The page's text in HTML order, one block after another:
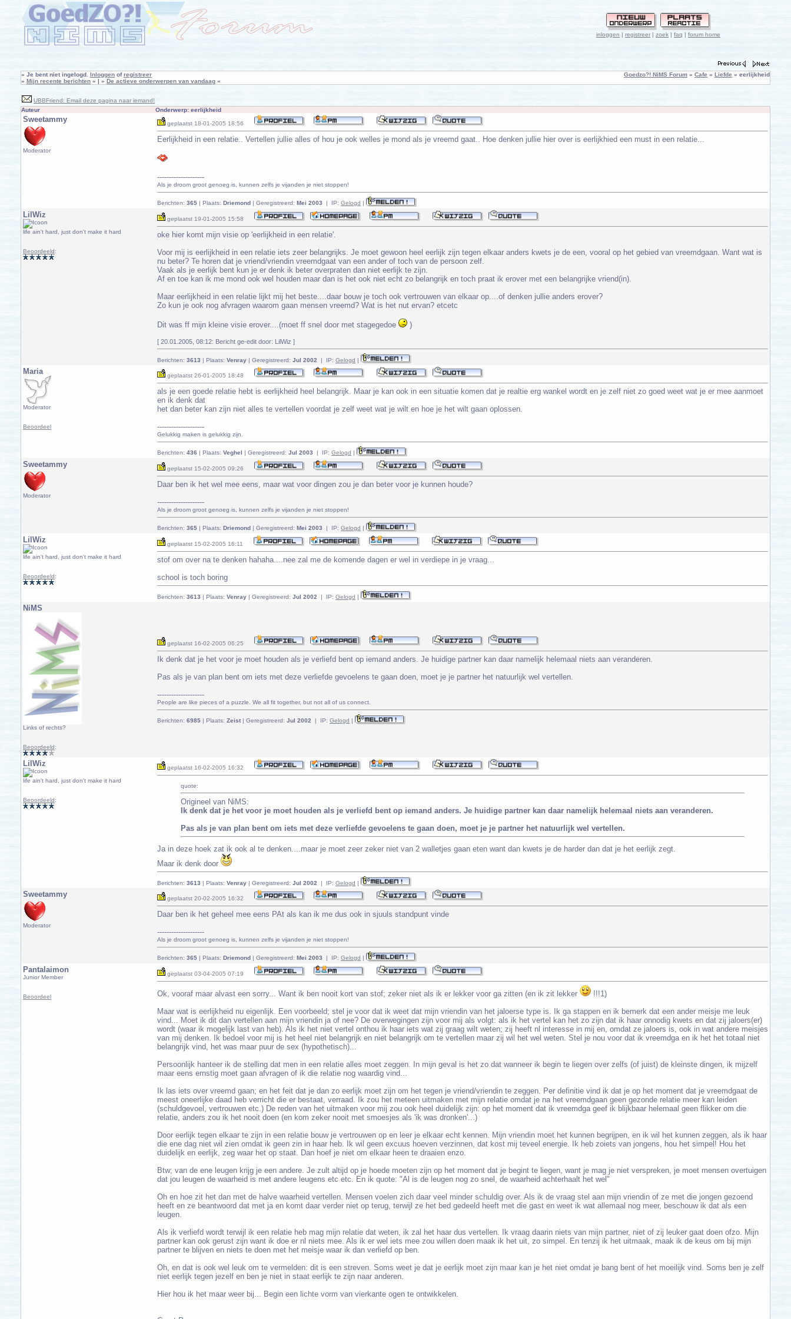
inloggen | registreer | zoek | faq | forum home
» Je bent niet ingelogd. Inloggen ofregistreer
» Mijn recente berichten « | » De actieve onderwerpen van vandaag «
Goedzo?! NiMS Forum » Cafe » Liefde » eerlijkheid
UBBFriend: Email deze pagina naar iemand!
Auteur
Onderwerp: eerlijkheid
Sweetammy
Moderator
geplaatst 18-01-2005 18:56
Eerlijkheid in een relatie.. Vertellen jullie alles of hou je ook welles je mond als je vreemd gaat.. Hoe denken jullie hier over is eerlijkhied een must in een relatie...
--------------------
Als je droom groot genoeg is, kunnen zelfs je vijanden je niet stoppen!
Berichten: 365 | Plaats: Driemond | Geregistreerd: Mei 2003 | IP: Gelogd |
LilWiz
life ain't hard, just don't make it hard
Beoordeeld:
geplaatst 19-01-2005 15:58
oke hier komt mijn visie op 'eerlijkheid in een relatie'.
Voor mij is eerlijkheid in een relatie iets zeer belangrijks. Je moet gewoon heel eerlijk zijn tegen elkaar anders kwets je de een, vooral op het gebied van vreemdgaan. Want wat is
nu beter? Te horen dat je vriend/vriendin vreemdgaat van een ander of toch van de persoon zelf.
Vaak als je eerlijk bent kun je er denk ik beter overpraten dan niet eerlijk te zijn.
Af en toe kan ik me mond ook wel houden maar dan is het ook niet echt zo belangrijk en toch praat ik erover met een belangrijke vriend(in).
Maar eerlijkheid in een relatie lijkt mij het beste....daar bouw je toch ook vertrouwen van elkaar op....of denken jullie anders erover?
Zo kun je ook nog afvragen waarom gaan mensen vreemd? Wat is het nut ervan? etcetc
Dit was ff mijn kleine visie erover....(moet ff snel door met stagegedoe )
[ 20.01.2005, 08:12: Bericht ge-edit door: LilWiz ]
Berichten: 3613 | Plaats: Venray | Geregistreerd: Jul 2002 | IP: Gelogd |
Maria
Moderator
Beoordeel
geplaatst 26-01-2005 18:48
als je een goede relatie hebt is eerlijkheid heel belangrijk. Maar je kan ook in een situatie komen dat je realtie erg wankel wordt en je zelf niet zo goed weet wat je er mee aanmoet
en ik denk dat
het dan beter kan zijn niet alles te vertellen voordat je zelf weet wat je wilt en hoe je het wilt gaan oplossen.
--------------------
Gelukkig maken is gelukkig zijn.
Berichten: 436 | Plaats: Veghel | Geregistreerd: Jul 2003 | IP: Gelogd |
Sweetammy
Moderator
geplaatst 15-02-2005 09:26
Daar ben ik het wel mee eens, maar wat voor dingen zou je dan beter voor je kunnen houde?
--------------------
Als je droom groot genoeg is, kunnen zelfs je vijanden je niet stoppen!
Berichten: 365 | Plaats: Driemond | Geregistreerd: Mei 2003 | IP: Gelogd |
LilWiz
life ain't hard, just don't make it hard
Beoordeeld:
geplaatst 15-02-2005 16:11
stof om over na te denken hahaha....nee zal me de komende dagen er wel in verdiepe in je vraag...
school is toch boring
Berichten: 3613 | Plaats: Venray | Geregistreerd: Jul 2002 | IP: Gelogd |
NiMS
Links of rechts?
Beoordeeld:
geplaatst 16-02-2005 06:25
Ik denk dat je het voor je moet houden als je verliefd bent op iemand anders. Je huidige partner kan daar namelijk helemaal niets aan veranderen.
Pas als je van plan bent om iets met deze verliefde gevoelens te gaan doen, moet je je partner het natuurlijk wel vertellen.
--------------------
People are like pieces of a puzzle. We all fit together, but not all of us connect.
Berichten: 6985 | Plaats: Zeist | Geregistreerd: Jul 2002 | IP: Gelogd |
LilWiz
life ain't hard, just don't make it hard
Beoordeeld:
geplaatst 16-02-2005 16:32
quote:
Origineel van NiMS:
Ik denk dat je het voor je moet houden als je verliefd bent op iemand anders. Je huidige partner kan daar namelijk helemaal niets aan veranderen.
Pas als je van plan bent om iets met deze verliefde gevoelens te gaan doen, moet je je partner het natuurlijk wel vertellen.
Ja in deze hoek zat ik ook al te denken....maar je moet zeer zeker niet van 2 walletjes gaan eten want dan kwets je de harder dan dat je het eerlijk zegt.
Maar ik denk door
Berichten: 3613 | Plaats: Venray | Geregistreerd: Jul 2002 | IP: Gelogd |
Sweetammy
Moderator
geplaatst 20-02-2005 16:32
Daar ben ik het geheel mee eens PAt als kan ik me dus ook in sjuuls standpunt vinde
--------------------
Als je droom groot genoeg is, kunnen zelfs je vijanden je niet stoppen!
Berichten: 365 | Plaats: Driemond | Geregistreerd: Mei 2003 | IP: Gelogd |
Pantalaimon
Junior Member
Beoordeel
geplaatst 03-04-2005 07:19
Ok, vooraf maar alvast een sorry... Want ik ben nooit kort van stof; zeker niet als ik er lekker voor ga zitten (en ik zit lekker
!!!1)
Maar wat is eerlijkheid nu eigenlijk. Een voorbeeld; stel je voor dat ik weet dat mijn vriendin van het jaloerse type is. Ik ga stappen en ik bemerk dat een ander meisje me leuk
vind... Moet ik dit dan vertellen aan mijn vriendin ja of nee? De overwegingen zijn voor mij als volgt: als ik het vertel kan het zo zijn dat ik haar onnodig kwets en dat zij jaloers(er)
wordt (waar ik mogelijk last van heb). Als ik het niet vertel onthou ik haar iets wat zij graag wilt weten; zij heeft nl interesse in mij en, omdat ze jaloers is, ook in wat andere meisjes
van mij denken. Ik bedoel voor mij is het heel niet belangrijk en niet belangrijk om te vertellen maar zij wil het wel weten. Stel je nou voor dat ik vreemdga en ik het het totaal niet
belangrijk vind, het was maar puur de sex (hypothetisch)...
Persoonlijk hanteer ik de stelling dat men in een relatie alles moet zeggen. In mijn geval is het zo dat wanneer ik begin te liegen over zelfs (of juist) de kleinste dingen, ik mijzelf
maar eens ernstig moet gaan afvragen of ik die relatie nog waardig vind...
Ik las iets over vreemd gaan; en het feit dat je dan zo eerlijk moet zijn om het tegen je vriend/vriendin te zeggen. Per definitie vind ik dat je op het moment dat je vreemdgaat de
meest oneerlijke daad heb verricht die er bestaat, verraad. Ik zou het meteen uitmaken met mijn relatie omdat je na het vreemdgaan geen gezonde relatie meer kan leiden
(schuldgevoel, vertrouwen etc.) De reden van het uitmaken voor mij zou ook heel duidelijk zijn: op het moment dat ik vreemdga geef ik blijkbaar helemaal geen flikker om die
relatie, anders zou ik het nooit doen (en kom zeker nooit met smoesjes als 'ik was dronken'...)
Door eerlijk tegen elkaar te zijn in een relatie bouw je vertrouwen op en leer je elkaar echt kennen. Mijn vriendin moet het kunnen begrijpen, en ik wil het kunnen zeggen, als ik haar
die ene dag niet wil zien omdat ik geen zin in haar heb. Ik wil geen excuus hoeven verzinnen, dat kost mij teveel energie. Ik heb zoiets van jongens, hou het simpel! Hou het
duidelijk en eerlijk, zeg waar het op staat. Dan hoef je niet om elkaar heen te draaien enzo.
Btw; van de ene leugen krijg je een andere. Je zult altijd op je hoede moeten zijn op het moment dat je begint te liegen, want je mag je niet verspreken, je moet mensen overtuigen
dat jou leugen de waarheid is met andere leugens etc etc. En ik quote: "Al is de leugen nog zo snel, de waarheid achterhaalt het wel"
Oh en hoe zit het dan met de halve waarheid vertellen. Mensen voelen zich daar veel minder schuldig over. Als ik de vraag stel aan mijn vriendin of ze met die jongen gezoend
heeft en ze beantwoord dat met ja en komt daar verder niet op terug, terwijl ze het bed gedeeld heeft met die gast en weet ik wat allemaal nog meer, beschouw ik dat als een
leugen.
Als ik verliefd wordt terwijl ik een relatie heb mag mijn relatie dat weten, ik zal het haar dus vertellen. Ik vraag daarin niets van mijn partner, niet of zij leuker gaat doen ofzo. Mijn
partner kan ook gerust zijn want ik doe er nl niets mee. Als ik er wel iets mee zou willen doen maak ik het uit, zo simpel. En tenzij ik het uitmaak, maak ik de keus om bij mijn
partner te blijven en niets te doen met het meisje waar ik dan verliefd op ben.
Oh, en dat is ook wel leuk om te vermelden: dit is een streven. Soms weet je dat je eerlijk moet zijn maar kan je het niet omdat je bang bent of het moeilijk vind. Soms ben je zelf
niet eerlijk tegen jezelf en ben je niet in staat eerlijk te zijn naar anderen.
Hier hou ik het maar weer bij... Begin een lichte vorm van vierkante ogen te ontwikkelen.